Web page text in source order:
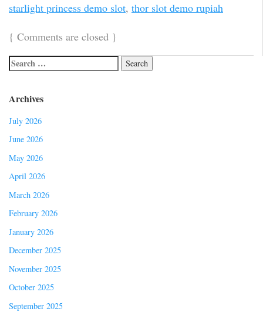
starlight princess demo slot, thor slot demo rupiah
{ Comments are closed }
Archives
July 2026
June 2026
May 2026
April 2026
March 2026
February 2026
January 2026
December 2025
November 2025
October 2025
September 2025